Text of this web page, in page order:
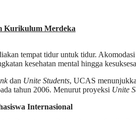
Kurikulum Merdeka
tempat tidur untuk tidur.
kesehatan mental hingga
dan Unite Students, UCAS
tahun 2006. Menurut proyeksi Unite
Internasional